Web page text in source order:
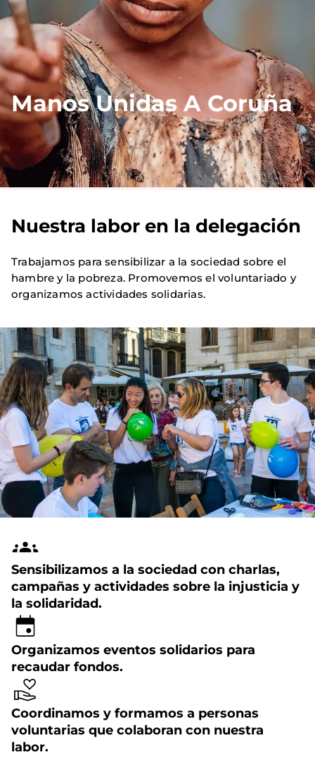
Manos Unidas A Coruña
Nuestra labor en la delegación
Trabajamos para sensibilizar a la sociedad sobre el
hambre y la pobreza. Promovemos el voluntariado y
organizamos actividades solidarias.
Sensibilizamos a la sociedad con charlas,
campañas y actividades sobre la injusticia y
la solidaridad.
Organizamos eventos solidarios para
recaudar fondos.
Coordinamos y formamos a personas
voluntarias que colaboran con nuestra
labor.